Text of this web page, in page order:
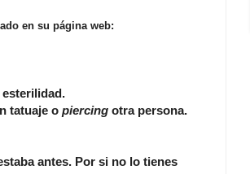
en su página web:
esterilidad.
tatuaje o piercing otra persona.
antes. Por si no lo tienes